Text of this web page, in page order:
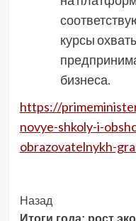
курсы
бизнеса.
https://
novye-shkoly-i-
obrazovatelnykh-
Post
Назад